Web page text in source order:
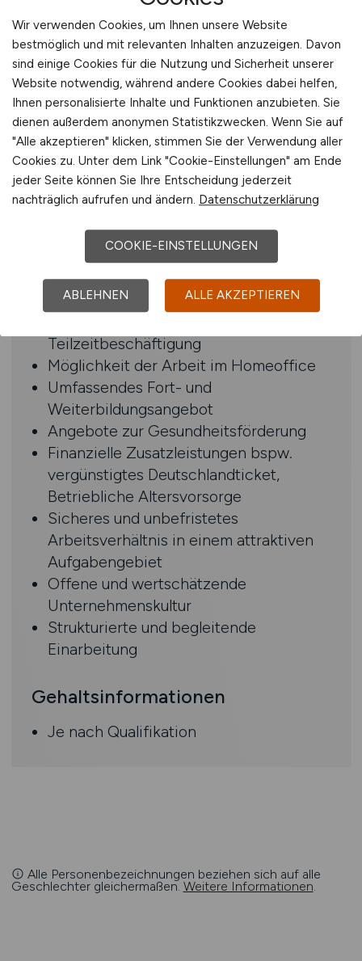
Programmiersprache; Bereitschaft zur
fachlichen Weiterentwicklung
Sehr gutes Verständnis von SAP ERP
sowie Grundkenntnisse der Module FI,
CO/PS und PSCD (FI-CA)
Kenntnisse in SAP Fiori und der
kaufmännischen Buchführung sind von
Vorteil
Sehr gute Deutschkenntnisse in Wort
Benefits
Flexible Arbeitszeitgestaltung und
Teilzeitbeschäftigung
Möglichkeit der Arbeit im Homeoffice
Umfassendes Fort- und
Weiterbildungsangebot
Angebote zur Gesundheitsförderung
Finanzielle Zusatzleistungen bspw.
vergünstigtes Deutschlandticket,
Betriebliche Altersvorsorge
Sicheres und unbefristetes
Arbeitsverhältnis in einem attraktiven
Aufgabengebiet
Offene und wertschätzende
Unternehmenskultur
Strukturierte und begleitende
Einarbeitung
Gehaltsinformationen
Je nach Qualifikation
Alle Personenbezeichnungen beziehen sich auf alle
Geschlechter gleichermaßen. Weitere Informationen.
Wir verwenden Cookies, um Ihnen unsere Website
bestmöglich und mit relevanten Inhalten anzuzeigen. Davon
sind einige Cookies für die Nutzung und Sicherheit unserer
Website notwendig, während andere Cookies dabei helfen,
Ihnen personalisierte Inhalte und Funktionen anzubieten. Sie
dienen außerdem anonymen Statistikzwecken. Wenn Sie auf
"Alle akzeptieren" klicken, stimmen Sie der Verwendung aller
Cookies zu. Unter dem Link "Cookie-Einstellungen" am Ende
jeder Seite können Sie Ihre Entscheidung jederzeit
nachträglich aufrufen und ändern. Datenschutzerklärung
COOKIE-EINSTELLUNGEN
ABLEHNEN ALLE AKZEPTIEREN